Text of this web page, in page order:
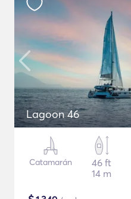
Lagoon 46
Catamarán
46 ft
14 m